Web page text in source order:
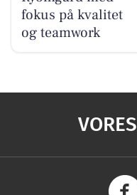
fokus på kvalitet
og teamwork
VORES